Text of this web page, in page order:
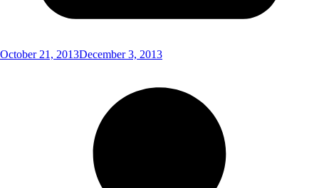
October 21, 2013December 3, 2013